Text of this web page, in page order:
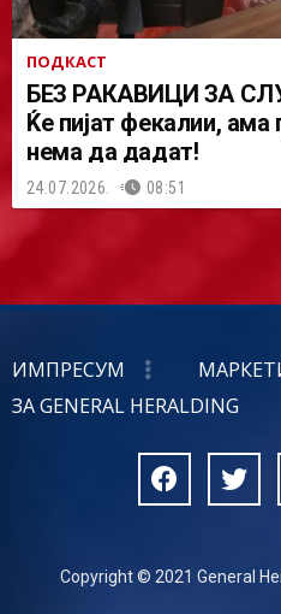
ПОДКАСТ
БЕЗ РАКАВИЦИ ЗА
Ќе пијат фекалии,
нема да дадат!
24.07.2026. 08:51
ИМПРЕСУМ
ЗА GENERAL HERALDING
Copyright © 2021 General